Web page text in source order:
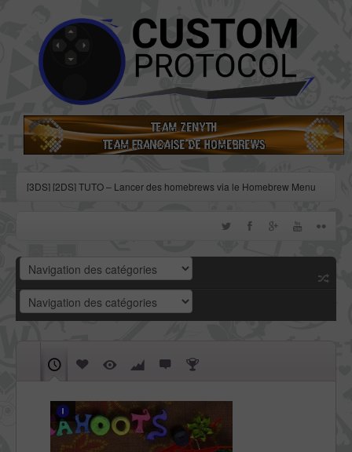
[3DS] [2DS] TUTO – Lancer des homebrews via le Homebrew Menu
[3DS] [2DS] TUTO - Utiliser l’exploit BannerBomb3 pour obtenir un
[3DS] [2DS] TUTO – Obtenir sa clé « movable.sed » de chiffrage
DSiWare via Seedminer
[Vita] Firmware 3.71 : et un nouveau firmware inutile, un !